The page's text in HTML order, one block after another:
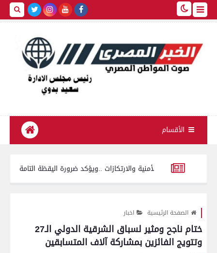
الأقسام
الأمنية والارتكازات ..ويؤكد ضرورة اليقظة التامة تموين الفيوم ضبط سيارة نقل محملة
الصفحة الرئيسية اخبار
ختام ناجح ومثير لسباق الشرقية الدولي الـ27
وتتويج الفائزين بمشاركة آلاف المتسابقين